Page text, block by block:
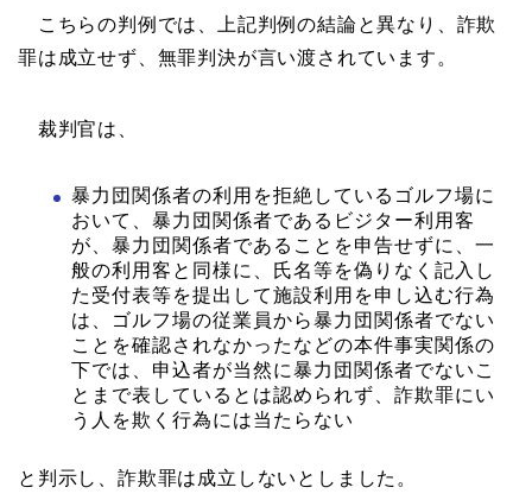
こちらの判例では、上記判例の結論と異なり、詐欺
罪は成立せず、無罪判決が言い渡されています。
裁判官は、
暴力団関係者の利用を拒絶しているゴルフ場に
おいて、暴力団関係者であるビジター利用客
が、暴力団関係者であることを申告せずに、一
般の利用客と同様に、氏名等を偽りなく記入し
た受付表等を提出して施設利用を申し込む行為
は、ゴルフ場の従業員から暴力団関係者でない
ことを確認されなかったなどの本件事実関係の
下では、申込者が当然に暴力団関係者でないこ
とまで表しているとは認められず、詐欺罪にい
う人を欺く行為には当たらない
と判示し、詐欺罪は成立しないとしました。